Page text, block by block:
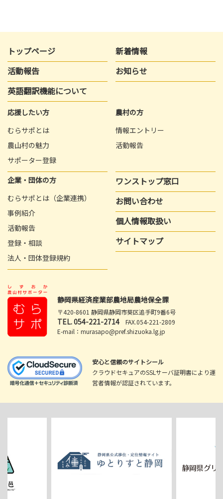
トップページ
新着情報
活動報告
お知らせ
英語翻訳機能について
応援したい方
むらサポとは
農山村の魅力
サポーター登録
農村の方
情報エントリー
活動報告
企業・団体の方
むらサポとは（企業連携）
事例紹介
活動報告
登録・相談
法人・団体登録規約
ワンストップ窓口
お問い合わせ
個人情報取扱い
サイトマップ
静岡県経済産業部農地局農地保全課
〒420-8601 静岡県静岡市葵区追手町9番6号
TEL.054-221-2714 FAX.054-221-2809
E-mail：murasapo@pref.shizuoka.lg.jp
安心と信頼のサイトシール
クラウドセキュアのSSLサーバ証明書により運
営者情報が認証されています。